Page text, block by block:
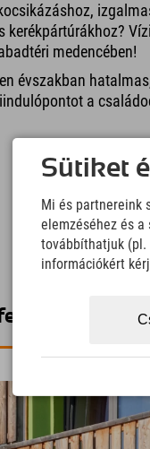
medencében!
évszakban
a
-
Sütiket
Mi és partnereink
elemzéséhez és
továbbíthatjuk (pl.
információkért